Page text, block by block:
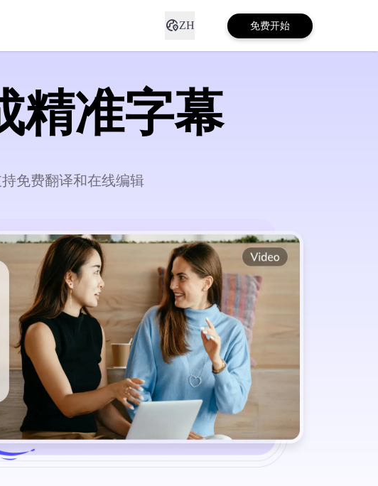
ZH 免费开始
精准字幕
免费翻译和在线编辑